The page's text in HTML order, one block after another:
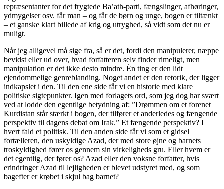
repræsentanter for det frygtede Ba’ath-parti, fængslinger, afhøringer,
ydmygelser osv. får man – og får de børn og unge, bogen er tiltænkt
– et ganske klart billede af krig og utryghed, så vidt som det nu er
muligt.
Når jeg alligevel må sige fra, så er det, fordi den manipulerer, næppe
bevidst eller ud over, hvad forfatteren selv finder rimeligt, men
manipulation er det ikke desto mindre. Én ting er den lidt
ejendommelige genreblanding. Noget andet er den retorik, der ligger
indkapslet i den. Til den ene side får vi en historie med klare
politiske sigtepunkter. Igen med forlagets ord, som jeg dog har svært
ved at lodde den egentlige betydning af: ”Drømmen om et forenet
Kurdistan står stærkt i bogen, der tilfører et anderledes og fængende
perspektiv til dagens debat om Irak.” Et fængende perspektiv? I
hvert fald et politisk. Til den anden side får vi som et gidsel
fortælleren, den uskyldige Azad, der med store øjne og barnets
troskyldighed fører os gennem sin virkeligheds gru. Eller hvem er
det egentlig, der fører os? Azad eller den voksne forfatter, hvis
erindringer Azad til lejligheden er blevet udstyret med, og som
bagefter er krøbet i skjul bag barnet?